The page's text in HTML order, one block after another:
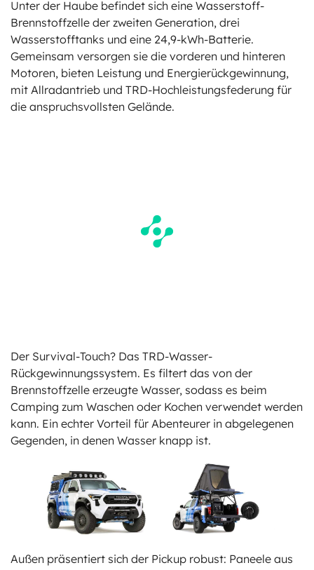
Unter der Haube befindet sich eine Wasserstoff-
Brennstoffzelle der zweiten Generation, drei
Wasserstofftanks und eine 24,9-kWh-Batterie.
Gemeinsam versorgen sie die vorderen und hinteren
Motoren, bieten Leistung und Energierückgewinnung,
mit Allradantrieb und TRD-Hochleistungsfederung für
die anspruchsvollsten Gelände.
Der Survival-Touch? Das TRD-Wasser-
Rückgewinnungssystem. Es filtert das von der
Brennstoffzelle erzeugte Wasser, sodass es beim
Camping zum Waschen oder Kochen verwendet werden
kann. Ein echter Vorteil für Abenteurer in abgelegenen
Gegenden, in denen Wasser knapp ist.
Außen präsentiert sich der Pickup robust: Paneele aus